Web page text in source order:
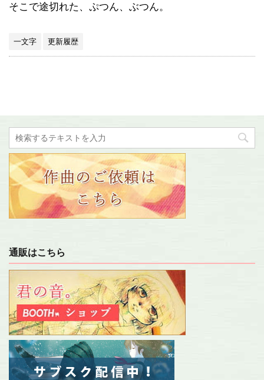
そこで途切れた、ぷつん、ぶつん。
一文字 更新履歴
通販はこちら